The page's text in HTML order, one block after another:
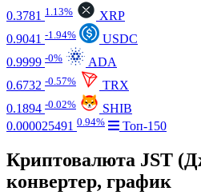
0.3781 1.13%
XRP
0.9041 -1.94%
USDC
0.9999 -0%
ADA
0.6732 -0.57%
TRX
0.1894 -0.02%
SHIB
0.000025491 0.94% Топ-150
Криптовалюта JST
конвертер, график